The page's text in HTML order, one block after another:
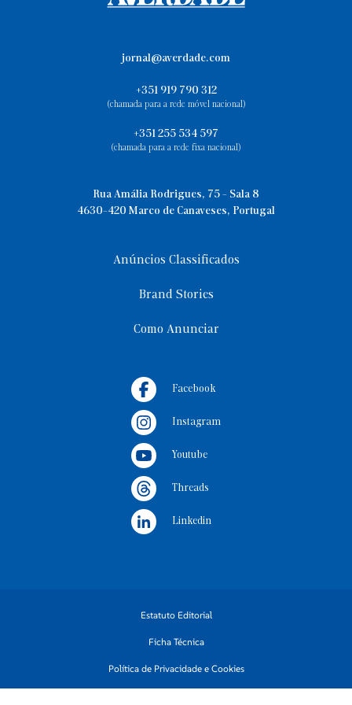
Classificados
jornal@averdade.com
+351 919 790 312
(chamada para a rede móvel nacional)
+351 255 534 597
(chamada para a rede fixa nacional)
Rua Amália Rodrigues, 75 - Sala 8
4630-420 Marco de Canaveses, Portugal
Anúncios Classificados
Brand Stories
Como Anunciar
Facebook
Instagram
Youtube
Threads
Linkedin
Estatuto Editorial
Ficha Técnica
Política de Privacidade e Cookies